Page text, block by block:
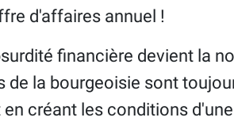
d'affaires annuel !
financière devient la
de la bourgeoisie sont
créant les conditions